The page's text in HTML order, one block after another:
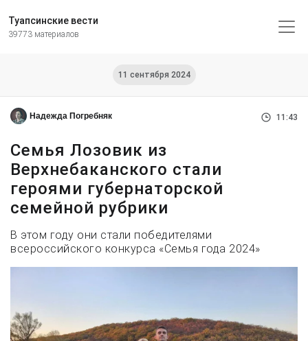
Туапсинские вести
39773 материалов
11 сентября 2024
Надежда Погребняк 11:43
Семья Лозовик из
Верхнебаканского стали
героями губернаторской
семейной рубрики
В этом году они стали победителями
всероссийского конкурса «Семья года 2024»